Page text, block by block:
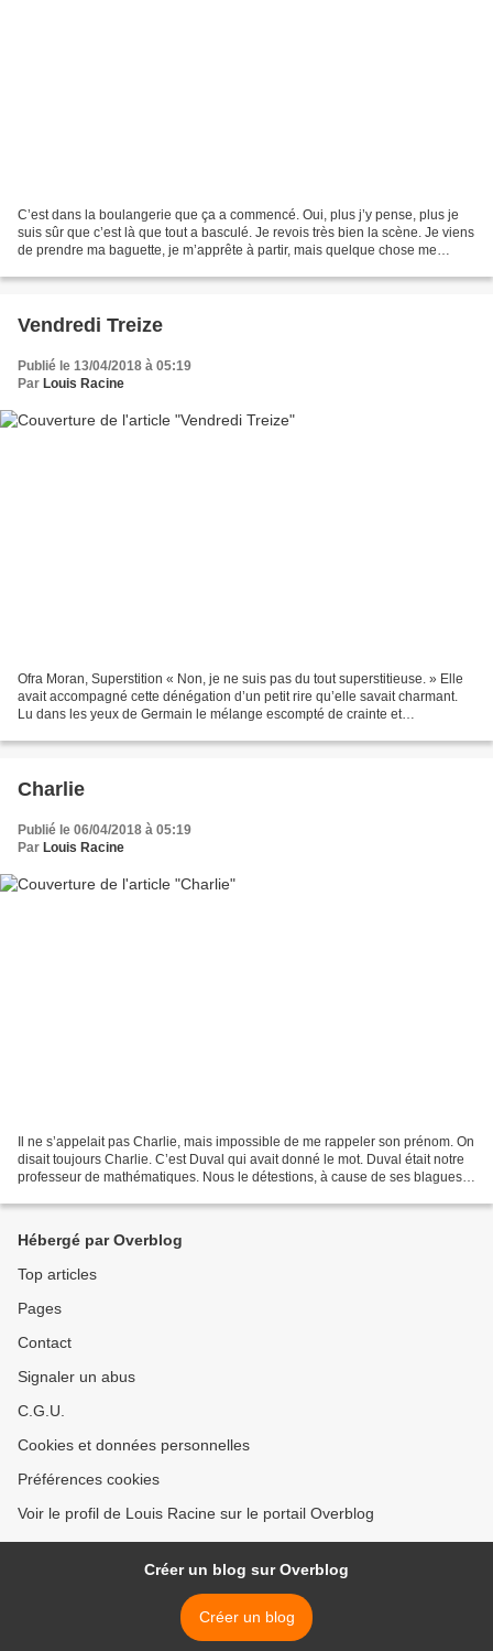
C’est dans la boulangerie que ça a commencé. Oui, plus j’y pense, plus je
suis sûr que c’est là que tout a basculé. Je revois très bien la scène. Je viens
de prendre ma baguette, je m’apprête à partir, mais quelque chose me
Vendredi Treize
Publié le 13/04/2018 à 05:19
Par Louis Racine
Ofra Moran, Superstition « Non, je ne suis pas du tout superstitieuse. » Elle
avait accompagné cette dénégation d’un petit rire qu’elle savait charmant.
Lu dans les yeux de Germain le mélange escompté de crainte et
Charlie
Publié le 06/04/2018 à 05:19
Par Louis Racine
Il ne s’appelait pas Charlie, mais impossible de me rappeler son prénom. On
disait toujours Charlie. C’est Duval qui avait donné le mot. Duval était notre
professeur de mathématiques. Nous le détestions, à cause de ses blagues à
Hébergé par Overblog
Top articles
Pages
Contact
Signaler un abus
C.G.U.
Cookies et données personnelles
Préférences cookies
Voir le profil de Louis Racine sur le portail Overblog
Créer un blog sur Overblog
Créer un blog